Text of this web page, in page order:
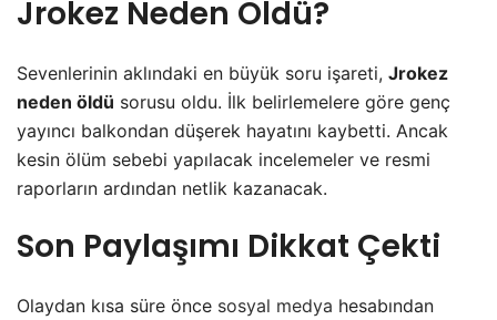
Jrokez Neden Öldü?
Sevenlerinin aklındaki en büyük soru işareti, Jrokez
neden öldü sorusu oldu. İlk belirlemelere göre genç
yayıncı balkondan düşerek hayatını kaybetti. Ancak
kesin ölüm sebebi yapılacak incelemeler ve resmi
raporların ardından netlik kazanacak.
Son Paylaşımı Dikkat Çekti
Olaydan kısa süre önce sosyal medya hesabından